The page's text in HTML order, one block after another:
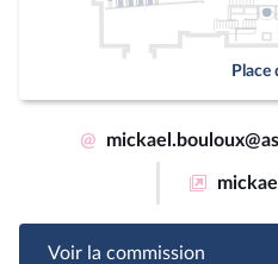
Place
@
Voir la commission